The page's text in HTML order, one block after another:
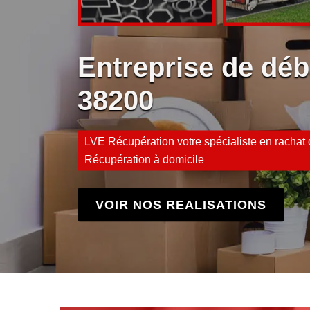
Entreprise de
38200
LVE Récupération votre spécialiste en
Récupération à domicile
VOIR NOS REALISATIONS